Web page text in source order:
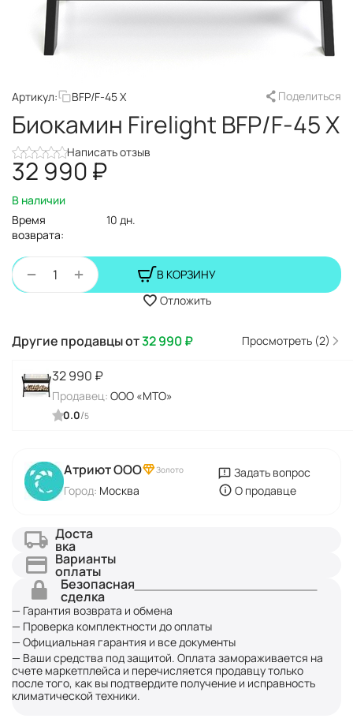
Артикул: BFP/F-45 X Поделиться
Биокамин Firelight BFP/F-45 X
Написать отзыв
32 990₽
В наличии
Время
возврата:
10 дн.
+
−
В КОРЗИНУ
Отложить
Другие продавцы от32 990₽ Просмотреть (2)
32 990 ₽
Продавец: ООО «МТО»
0.0/5
Атриют ООО Золото
Город: Москва
Задать вопрос
О продавце
Доста
вка
Варианты
оплаты
Безопасная
сделка
— Гарантия возврата и обмена
— Проверка комплектности до оплаты
— Официальная гарантия и все документы
— Ваши средства под защитой. Оплата замораживается на
счете маркетплейса и перечисляется продавцу только
после того, как вы подтвердите получение и исправность
климатической техники.